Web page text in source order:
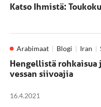
Katso Ihmistä:
Arabimaat Blogi Iran
Hengellistä rohkaisua
vessan siivoajia
16.4.2021